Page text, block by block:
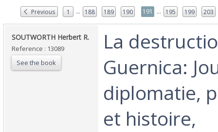
Previous 1 ... 188 189 190 191 ... 195 199 203
‎SOUTWORTH Herbert R.‎
Reference : 13089
See the book
‎La
Guernica:
diplomatie,
et histoire,‎